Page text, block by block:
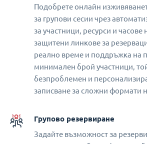
Подобрете онлайн
за групови сесии чрез
за участници, ресурси и
защитени линкове за
реално време и поддръжка на
минимален брой участници,
безпроблемен и
записване за сложни формати
Групово резервиране
Задайте възможност за